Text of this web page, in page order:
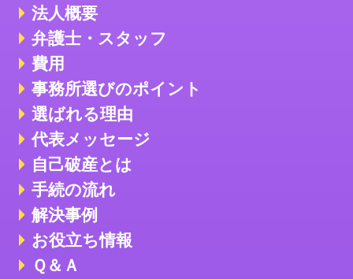
法人概要
弁護士・スタッフ
費用
事務所選びのポイント
選ばれる理由
代表メッセージ
自己破産とは
手続の流れ
解決事例
お役立ち情報
Ｑ＆Ａ